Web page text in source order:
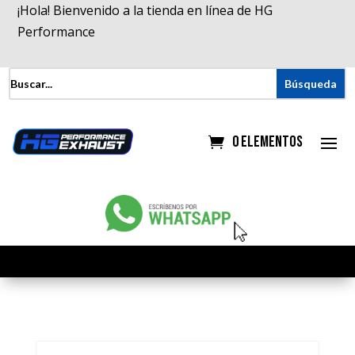
¡Hola! Bienvenido a la tienda en línea de HG
Performance
0 elementos